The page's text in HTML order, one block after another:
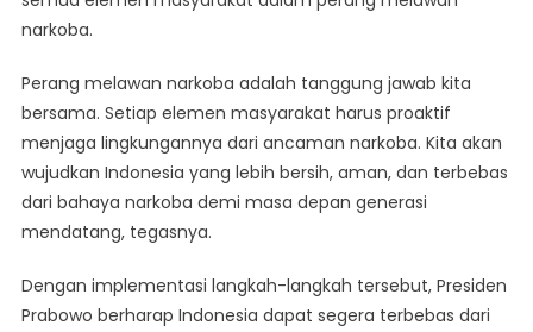
narkoba.
Perang melawan narkoba adalah tanggung jawab kita
bersama. Setiap elemen masyarakat harus proaktif
menjaga lingkungannya dari ancaman narkoba. Kita akan
wujudkan Indonesia yang lebih bersih, aman, dan terbebas
dari bahaya narkoba demi masa depan generasi
mendatang, tegasnya.
Dengan implementasi langkah-langkah tersebut, Presiden
Prabowo berharap Indonesia dapat segera terbebas dari